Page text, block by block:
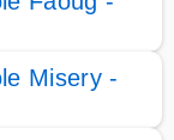
Misery -